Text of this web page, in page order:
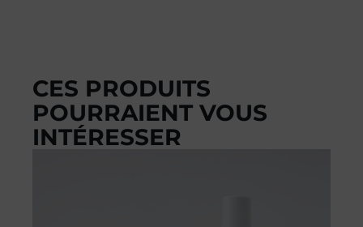
CES PRODUITS
POURRAIENT VOUS
INTÉRESSER